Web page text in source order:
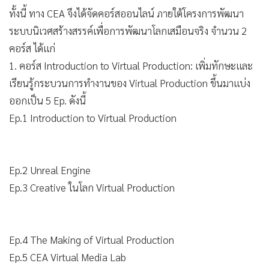
ทั้งนี้ ทาง CEA จึงได้จัดคอร์สออนไลน์ ภายใต้โครงการพัฒนา
ระบบนิเวศสร้างสรรค์เพื่อการพัฒนาโลกเสมือนจริง จำนวน 2
คอร์ส ได้แก่
1. คอร์ส Introduction to Virtual Production: เพิ่มทักษะและ
เรียนรู้กระบวนการทำงานของ Virtual Production ขึ้นมาแบ่ง
ออกเป็น 5 Ep. ดังนี้
Ep.1 Introduction to Virtual Production
Ep.3 Creative ในโลก Virtual Production
Ep.5 CEA Virtual Media Lab